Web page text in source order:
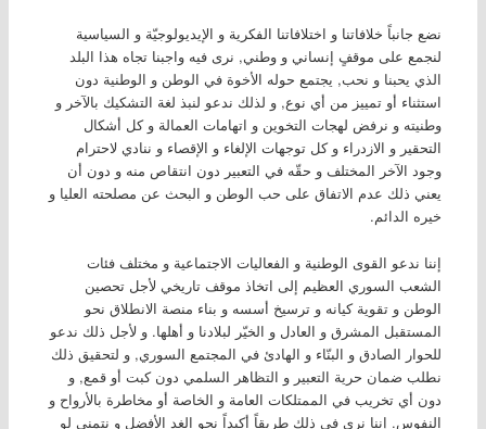
نضع جانباً خلافاتنا و اختلافاتنا الفكرية و الإيديولوجيّة و السياسية
لنجمع على موقفٍ إنساني و وطني, نرى فيه واجبنا تجاه هذا البلد
الذي يحبنا و نحب, يجتمع حوله الأخوة في الوطن و الوطنية دون
استثناء أو تمييز من أي نوع, و لذلك ندعو لنبذ لغة التشكيك بالآخر و
وطنيته و نرفض لهجات التخوين و اتهامات العمالة و كل أشكال
التحقير و اﻻزدراء و كل توجهات الإلغاء و الإقصاء و ننادي ﻻحترام
وجود الآخر المختلف و حقّه في التعبير دون انتقاص منه و دون أن
يعني ذلك عدم اﻻتفاق على حب الوطن و البحث عن مصلحته العليا و
خيره الدائم.
إننا ندعو القوى الوطنية و الفعاليات اﻻجتماعية و مختلف فئات
الشعب السوري العظيم إلى اتخاذ موقف تاريخي ﻷجل تحصين
الوطن و تقوية كيانه و ترسيخ أسسه و بناء منصة اﻻنطلاق نحو
المستقبل المشرق و العادل و الخيّر لبلادنا و أهلها. و لأجل ذلك ندعو
للحوار الصادق و البنّاء و الهادئ في المجتمع السوري, و لتحقيق ذلك
نطلب ضمان حرية التعبير و التظاهر السلمي دون كبت أو قمع, و
دون أي تخريب في الممتلكات العامة و الخاصة أو مخاطرة بالأرواح و
النفوس. إننا نرى في ذلك طريقاً أكيداً نحو الغد الأفضل و نتمنى لو